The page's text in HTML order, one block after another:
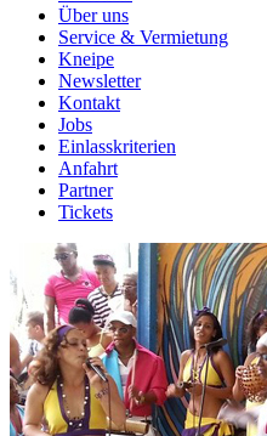
Über uns
Service & Vermietung
Kneipe
Newsletter
Kontakt
Jobs
Einlasskriterien
Anfahrt
Partner
Tickets